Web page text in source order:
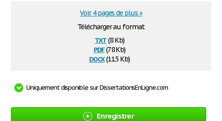
Télécharger au format
txt(8 Kb)
pdf(78 Kb)
docx(11.5 Kb)
Voir 4 pages de plus »
Uniquement disponible sur DissertationsEnLigne.com
Enregistrer